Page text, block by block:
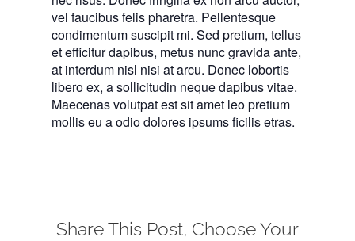
vel faucibus felis pharetra. Pellentesque
condimentum suscipit mi. Sed pretium, tellus
et efficitur dapibus, metus nunc gravida ante,
at interdum nisl nisi at arcu. Donec lobortis
libero ex, a sollicitudin neque dapibus vitae.
Maecenas volutpat est sit amet leo pretium
mollis eu a odio dolores ipsums ficilis etras.
Share This Post, Choose Your